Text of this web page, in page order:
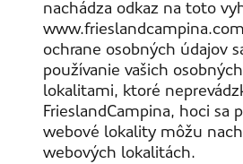
nachádza odkaz na toto
ochrane osobných údajov
používanie vašich
lokalitami, ktoré
FrieslandCampina, hoci sa
webové lokality môžu
webových lokalitách.